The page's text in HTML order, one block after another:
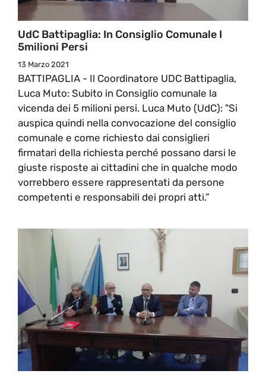
UdC Battipaglia: In Consiglio Comunale I
5milioni Persi
13 Marzo 2021
BATTIPAGLIA - Il Coordinatore UDC Battipaglia,
Luca Muto: Subito in Consiglio comunale la
vicenda dei 5 milioni persi. Luca Muto (UdC): "Si
auspica quindi nella convocazione del consiglio
comunale e come richiesto dai consiglieri
firmatari della richiesta perché possano darsi le
giuste risposte ai cittadini che in qualche modo
vorrebbero essere rappresentati da persone
competenti e responsabili dei propri atti.”